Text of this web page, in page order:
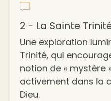
2 - La Sainte
Une exploration
Trinité, qui
notion de « mystère
activement dans la
Dieu.